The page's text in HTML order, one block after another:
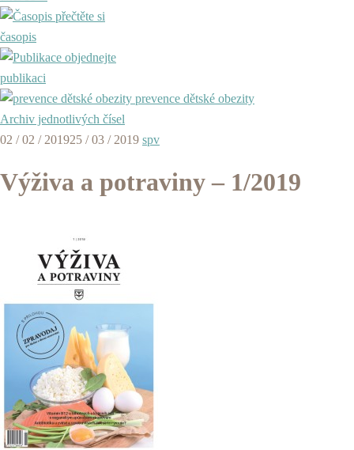
přečtěte si
časopis
objednejte
publikaci
prevence dětské obezity
Archiv jednotlivých čísel
02 / 02 / 201925 / 03 / 2019 spv
Výživa a potraviny – 1/2019